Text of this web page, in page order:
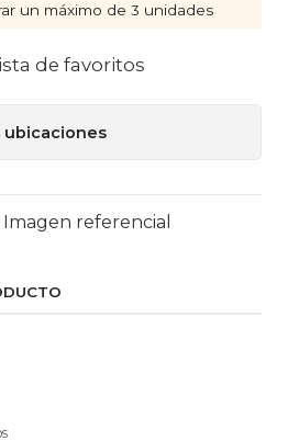
un máximo de 3 unidades
de favoritos
ubicaciones
Imagen referencial